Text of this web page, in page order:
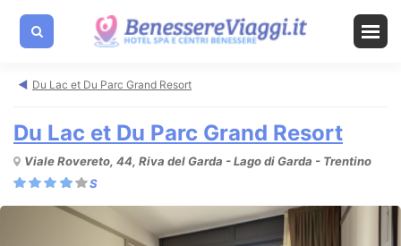
Du Lac et Du Parc Grand Resort
Du Lac et Du Parc Grand Resort
Viale Rovereto, 44, Riva del Garda - Lago di Garda - Trentino